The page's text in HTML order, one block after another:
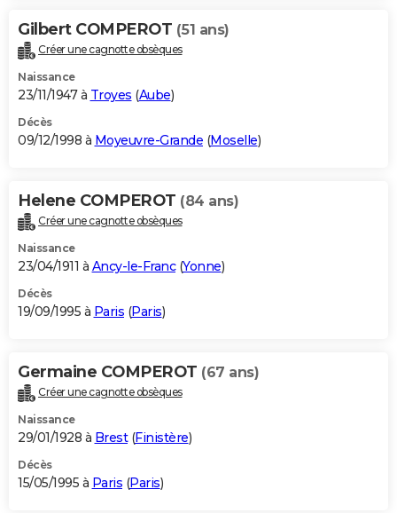
Gilbert COMPEROT (51 ans)
Créer une cagnotte obsèques
Naissance
23/11/1947 à Troyes (Aube)
Décès
09/12/1998 à Moyeuvre-Grande (Moselle)
Helene COMPEROT (84 ans)
Créer une cagnotte obsèques
Naissance
23/04/1911 à Ancy-le-Franc(Yonne)
Décès
19/09/1995 à Paris (Paris)
Germaine COMPEROT (67 ans)
Créer une cagnotte obsèques
Naissance
29/01/1928 à Brest(Finistère)
Décès
15/05/1995 à Paris (Paris)